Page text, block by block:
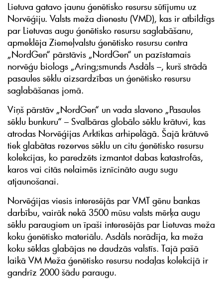
Lietuva gatavo jaunu ģenētisko resursu sūtījumu uz
Norvēģiju. Valsts meža dienestu (VMD), kas ir atbildīgs
par Lietuvas augu ģenētisko resursu saglabāšanu,
apmeklēja Ziemeļvalstu ģenētisko resursu centra
„NordGen“ pārstāvis „NordGen“ un pazīstamais
norvēģu biologs „Aring;smunds Asdāls –, kurš strādā
pasaules sēklu aizsardzības un ģenētisko resursu
saglabāšanas jomā.
Viņš pārstāv „NordGen“ un vada slaveno „Pasaules
sēklu bunkuru“ – Svalbāras globālo sēklu krātuvi, kas
atrodas Norvēģijas Arktikas arhipelāgā. Šajā krātuvē
tiek glabātas rezerves sēklu un citu ģenētisko resursu
kolekcijas, ko paredzēts izmantot dabas katastrofās,
karos vai citās nelaimēs iznīcināto augu sugu
atjaunošanai.
Norvēģijas viesis interesējās par VMT gēnu bankas
darbību, vairāk nekā 3500 mūsu valsts mērķa augu
sēklu paraugiem un īpaši interesējās par Lietuvas meža
koku ģenētisko materiālu. Asdāls norādīja, ka meža
koku sēklas glabājas ne daudzās valstīs. Tajā pašā
laikā VM Meža ģenētisko resursu nodaļas kolekcijā ir
gandrīz 2000 šādu paraugu.